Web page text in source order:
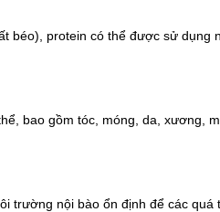
béo), protein có thể được sử dụng
bao gồm tóc, móng, da, xương,
trường nội bào ổn định để các quá